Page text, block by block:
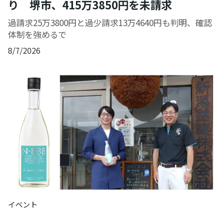
り 堺市、415万3850円を未請求
過請求25万3800円と過少請求13万4640円も判明、確認
体制を強めるで
8/7/2026
イベント